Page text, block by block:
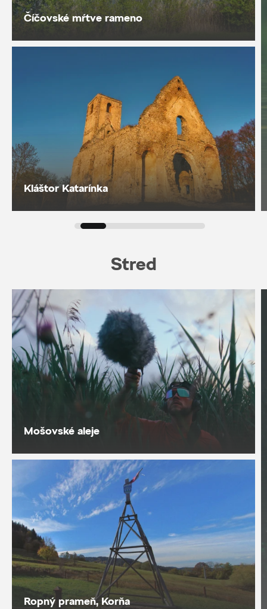
Číčovské mŕtve rameno
Kláštor Katarínka
Stred
Mošovské aleje
Ropný prameň, Korňa